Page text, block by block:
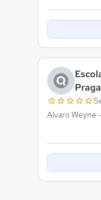
Alvaro Weyne